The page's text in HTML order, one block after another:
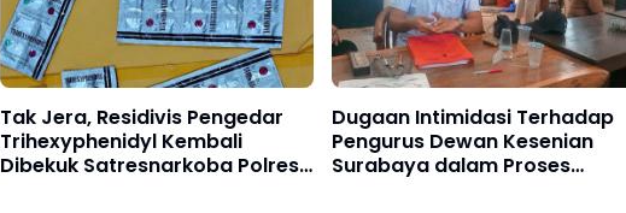
Tak Jera, Residivis Pengedar
Trihexyphenidyl Kembali
Dibekuk Satresnarkoba Polres
Dugaan Intimidasi Terhadap
Pengurus Dewan Kesenian
Surabaya dalam Proses